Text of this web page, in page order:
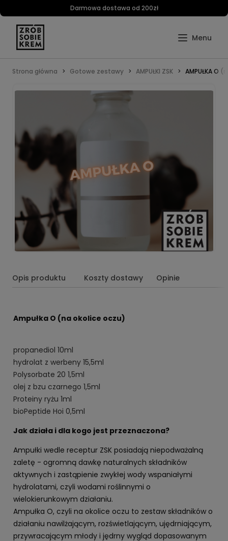
Darmowa dostawa od 200zł
Strona główna Gotowe zestawy AMPUŁKI ZSK AMPUŁKA O
Opis produktu Koszty dostawy Opinie
Ampułka O (na okolice oczu)
propanediol 10ml
hydrolat z werbeny 15,5ml
Polysorbate 20 1,5ml
olej z bzu czarnego 1,5ml
Proteiny ryżu 1ml
bioPeptide Hoi 0,5ml
Jak działa i dla kogo jest przeznaczona?
Ampułki wedle receptur ZSK posiadają niepodważalną
zaletę - ogromną dawkę naturalnych składników
aktywnych i zastąpienie zwykłej wody wspaniałymi
hydrolatami, czyli wodami roślinnymi o
wielokierunkowym działaniu.
Ampułka O, czyli na okolice oczu to zestaw składników o
działaniu nawilżającym, rozświetlającym, ujędrniającym,
przywracającym młody i jędrny wygląd dopasowanym